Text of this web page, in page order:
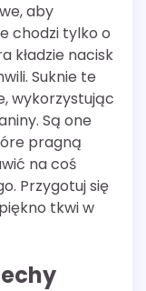
aby
chodzi tylko o
kładzie nacisk
Suknie te
wykorzystując
Są one
pragną
na coś
Przygotuj się
tkwi w